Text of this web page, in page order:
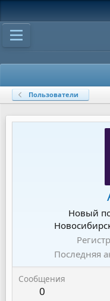
Пользователи
Новый
Последняя
Сообщения
0